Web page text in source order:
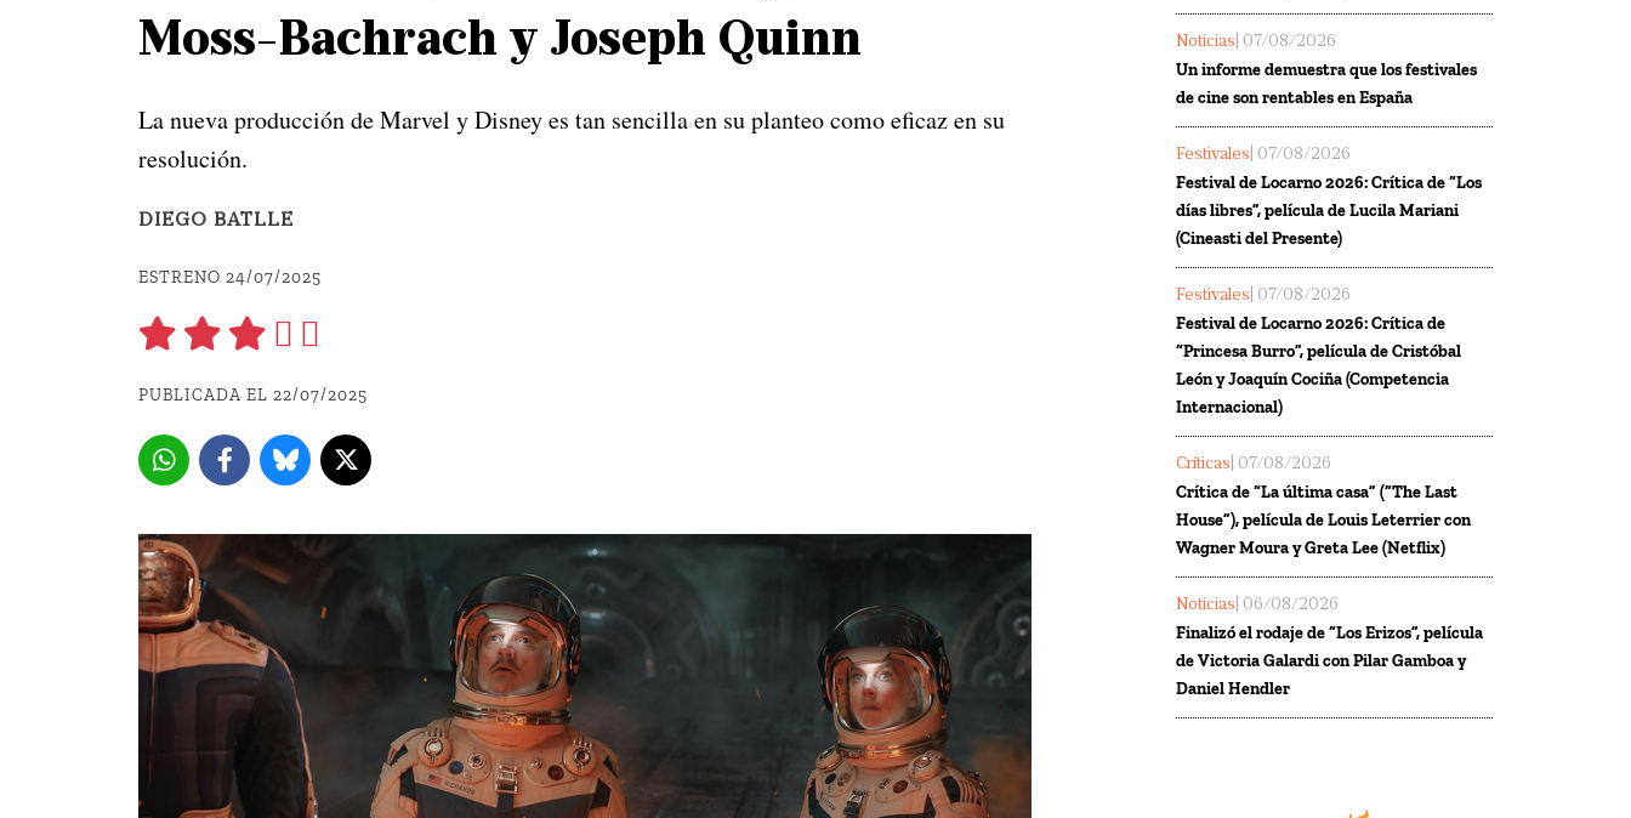
Moss-Bachrach y Joseph Quinn
La nueva producción de Marvel y Disney es tan sencilla en su planteo como eficaz en su
resolución.
DIEGO BATLLE
ESTRENO 24/07/2025
PUBLICADA EL 22/07/2025
Noticias | 07/08/2026
Un informe demuestra que los festivales
de cine son rentables en España
Festivales | 07/08/2026
Festival de Locarno 2026: Crítica de “Los
días libres”, película de Lucila Mariani
(Cineasti del Presente)
Festivales | 07/08/2026
Festival de Locarno 2026: Crítica de
“Princesa Burro”, película de Cristóbal
León y Joaquín Cociña (Competencia
Internacional)
Críticas | 07/08/2026
Crítica de “La última casa” (“The Last
House”), película de Louis Leterrier con
Wagner Moura y Greta Lee (Netflix)
Noticias | 06/08/2026
Finalizó el rodaje de “Los Erizos”, película
de Victoria Galardi con Pilar Gamboa y
Daniel Hendler